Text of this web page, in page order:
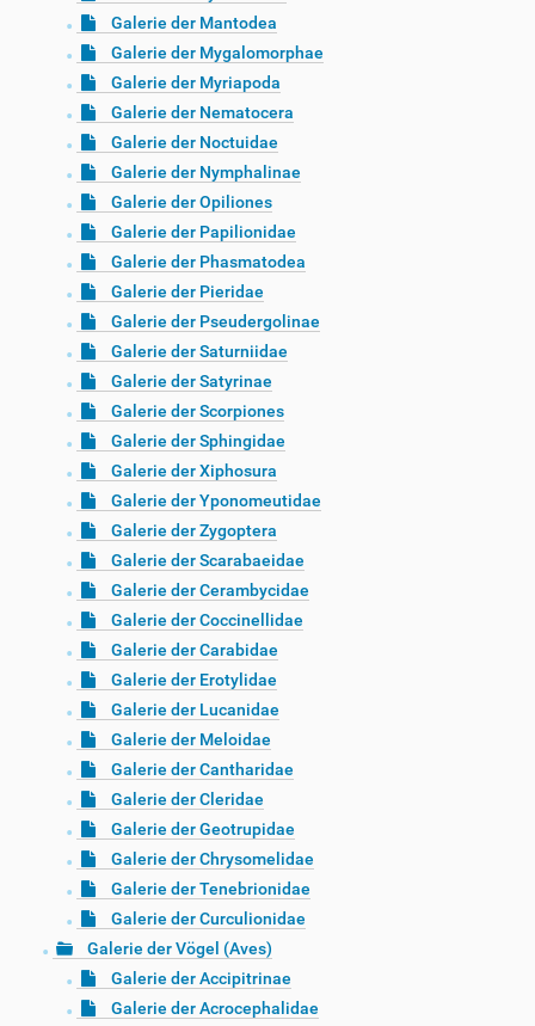
Galerie der Mantodea
Galerie der Mygalomorphae
Galerie der Myriapoda
Galerie der Nematocera
Galerie der Noctuidae
Galerie der Nymphalinae
Galerie der Opiliones
Galerie der Papilionidae
Galerie der Phasmatodea
Galerie der Pieridae
Galerie der Pseudergolinae
Galerie der Saturniidae
Galerie der Satyrinae
Galerie der Scorpiones
Galerie der Sphingidae
Galerie der Xiphosura
Galerie der Yponomeutidae
Galerie der Zygoptera
Galerie der Scarabaeidae
Galerie der Cerambycidae
Galerie der Coccinellidae
Galerie der Carabidae
Galerie der Erotylidae
Galerie der Lucanidae
Galerie der Meloidae
Galerie der Cantharidae
Galerie der Cleridae
Galerie der Geotrupidae
Galerie der Chrysomelidae
Galerie der Tenebrionidae
Galerie der Curculionidae
Galerie der Vögel (Aves)
Galerie der Accipitrinae
Galerie der Acrocephalidae